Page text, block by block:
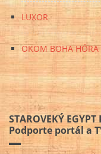
LUXOR
OKOM BOHA
STAROVEKÝ
Podporte portál a